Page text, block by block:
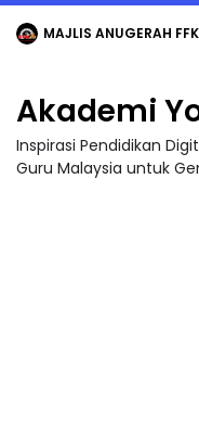
MAJLIS ANUGERAH FFK (FESTIVAL
Akademi
Inspirasi Pendidikan
Guru Malaysia untuk